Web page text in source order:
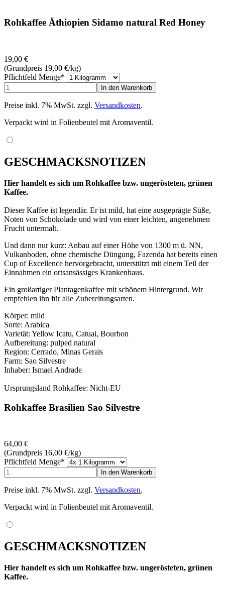
Rohkaffee Äthiopien Sidamo natural Red Honey
19,00 €
(Grundpreis 19,00 €/kg)
Pflichtfeld Menge*
Preise inkl. 7% MwSt. zzgl. Versandkosten.
Verpackt wird in Folienbeutel mit Aromaventil.
GESCHMACKSNOTIZEN
Hier handelt es sich um Rohkaffee bzw. ungerösteten, grünen
Kaffee.
Dieser Kaffee ist legendär. Er ist mild, hat eine ausgeprägte Süße,
Noten von Schokolade und wird von einer leichten, angenehmen
Frucht untermalt.
Und dann nur kurz: Anbau auf einer Höhe von 1300 m ü. NN,
Vulkanboden, ohne chemische Düngung, Fazenda hat bereits einen
Cup of Excellence hervorgebracht, unterstützt mit einem Teil der
Einnahmen ein ortsansässiges Krankenhaus.
Ein großartiger Plantagenkaffee mit schönem Hintergrund. Wir
empfehlen ihn für alle Zubereitungsarten.
Körper: mild
Sorte: Arabica
Varietät: Yellow Icatu, Catuai, Bourbon
Aufbereitung: pulped natural
Region: Cerrado, Minas Gerais
Farm: Sao Silvestre
Inhaber: Ismael Andrade
Ursprungsland Rohkaffee: Nicht-EU
Rohkaffee Brasilien Sao Silvestre
64,00 €
(Grundpreis 16,00 €/kg)
Pflichtfeld Menge*
Preise inkl. 7% MwSt. zzgl. Versandkosten.
Verpackt wird in Folienbeutel mit Aromaventil.
GESCHMACKSNOTIZEN
Hier handelt es sich um Rohkaffee bzw. ungerösteten, grünen
Kaffee.